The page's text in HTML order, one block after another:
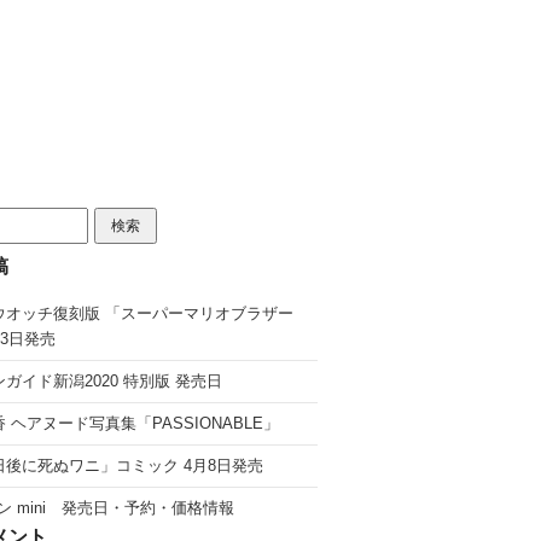
オッチ復刻版 「スーパーマリオブラザー
日発売
ガイド新潟2020 特別版 発売日
ヘアヌード写真集「PASSIONABLE」
後に死ぬワニ」コミック 4月8日発売
mini 発売日・予約・価格情報
ント